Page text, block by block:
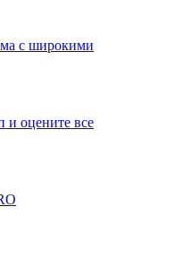
с широкими
и оцените все